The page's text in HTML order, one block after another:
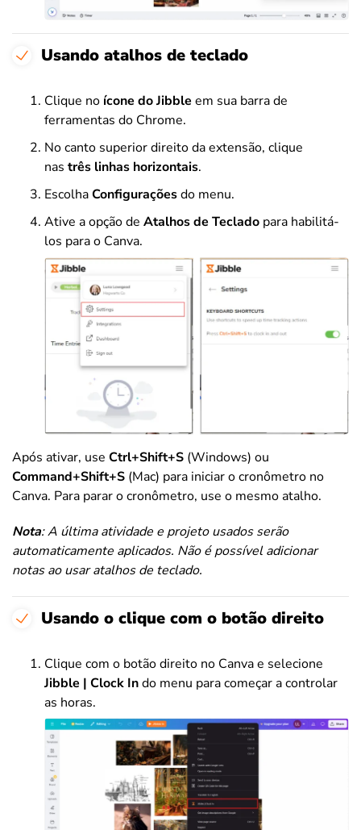
Usando atalhos de teclado
Clique no ícone do Jibble em sua barra de
ferramentas do Chrome.
No canto superior direito da extensão, clique
nas três linhas horizontais.
EscolhaConfiguraçõesdo menu.
Ative a opção de Atalhos de Teclado para habilitá-
los para o Canva.
Após ativar, use Ctrl+Shift+S (Windows) ou
Command+Shift+S (Mac) para iniciar o cronômetro no
Canva. Para parar o cronômetro, use o mesmo atalho.
Nota: A última atividade e projeto usados serão
automaticamente aplicados. Não é possível adicionar
notas ao usar atalhos de teclado.
Usando o clique com o botão direito
Clique com o botão direito no Canva e selecione
Jibble | Clock Indo menu para começar a controlar
as horas.